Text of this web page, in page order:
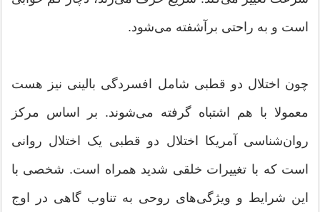
است و به راحتی برآشفته می‌شود.
چون اختلال دو قطبی شامل افسردگی بالینی نیز هست
معمولا با هم اشتباه گرفته می‌شوند. بر اساس مرکز
روان‌شناسی آمریکا اختلال دو قطبی یک اختلال روانی
است که با تغییرات خلقی شدید همراه است. شخصی با
این شرایط و ویژگی‌های روحی به تناوب گاهی در اوج